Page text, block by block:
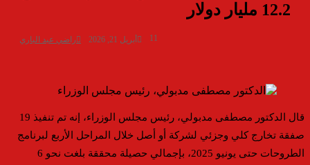
12.2 مليار دولار
راضي عبد الباري أبريل 21, 2026 11
قال الدكتور مصطفى مدبولي، رئيس مجلس الوزراء، إنه تم تنفيذ 19
صفقة تخارج كلي وجزئي لشركة أو أصل خلال المراحل الأربع لبرنامج
الطروحات حتى يونيو 2025، بإجمالي حصيلة محققة بلغت نحو 6